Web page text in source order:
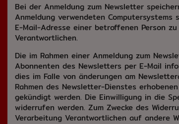
Bei der Anmeldung zum Newsletter
Anmeldung verwendeten
E-Mail-Adresse einer betroffenen Person
Verantwortlichen.
Die im Rahmen einer Anmeldung zum
Abonnenten des Newsletters per E-Mail
dies im Falle von änderungen am
Rahmen des Newsletter-Dienstes
gekündigt werden. Die Einwilligung in die
widerrufen werden. Zum Zwecke des
Verarbeitung Verantwortlichen auf andere